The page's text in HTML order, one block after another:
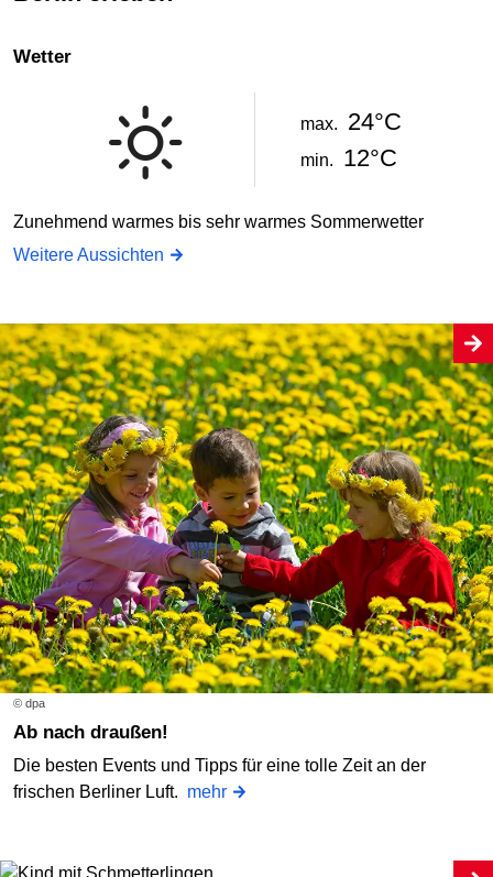
Wetter
max. 24°C
min. 12°C
Zunehmend warmes bis sehr warmes Sommerwetter
Weitere Aussichten
© dpa
Ab nach draußen!
Die besten Events und Tipps für eine tolle Zeit an der
frischen Berliner Luft. mehr